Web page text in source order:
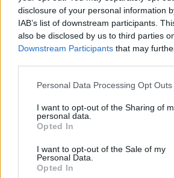
disclosure of your personal information
IAB’s list of downstream participants.
also be disclosed by us to third parties
Downstream Participants that may
Personal Data Processing Opt Outs
I want to opt-out of the Sharing of
personal data.
Opted In
I want to opt-out of the Sale of my
Personal Data.
Opted In
Древен храм на почти 900
откриха под кафене за
Полша